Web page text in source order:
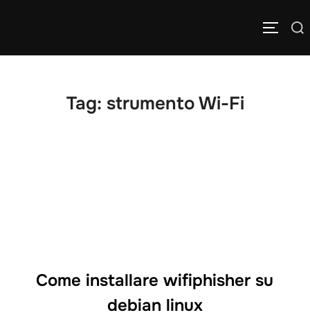
Cerca APRI/
Tag: strumento Wi-Fi
Come installare wifiphisher su
debian linux